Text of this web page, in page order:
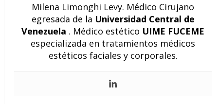
Milena Limonghi Levy. Médico Cirujano
egresada de la Universidad Central de
Venezuela . Médico estético UIME FUCEME
especializada en tratamientos médicos
estéticos faciales y corporales.